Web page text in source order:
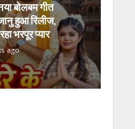
बोलबम गीत
हुआ रिलीज,
भरपूर प्यार
ago